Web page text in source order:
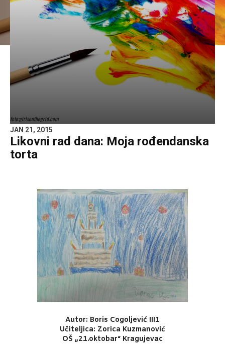
foto:girlsonthegrid.com
JAN 21, 2015
Likovni rad dana: Moja rođendanska
torta
Autor: Boris Cogoljević III1
Učiteljica: Zorica Kuzmanović
OŠ „21.oktobar“ Kragujevac